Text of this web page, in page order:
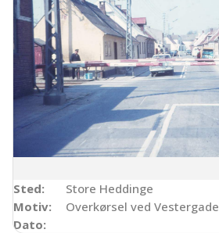
Sted:
Store Heddinge
Motiv:
Overkørsel ved Vestergade
Dato: